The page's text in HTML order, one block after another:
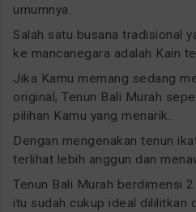
umumnya.
Salah satu busana tradisional
ke mancanegara adalah Kain
Jika Kamu memang sedang
original, Tenun Bali Murah
pilihan Kamu yang menarik.
Dengan mengenakan tenun
terlihat lebih anggun dan
Tenun Bali Murah berdimensi
itu sudah cukup ideal dililitkan